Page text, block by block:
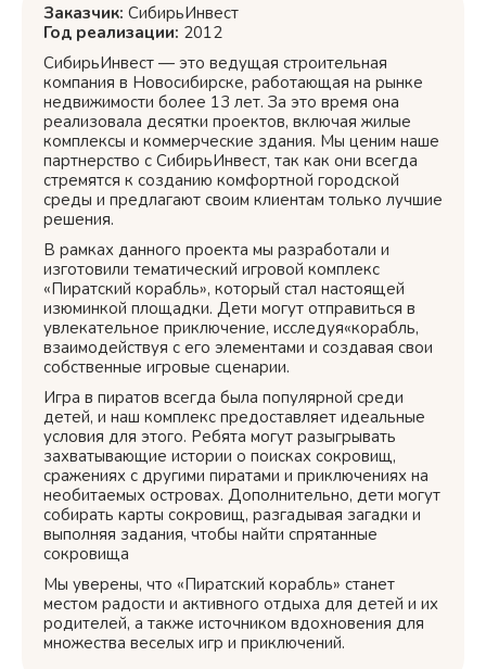
Заказчик: СибирьИнвест
Год реализации: 2012
СибирьИнвест — это ведущая строительная
компания в Новосибирске, работающая на рынке
недвижимости более 13 лет. За это время она
реализовала десятки проектов, включая жилые
комплексы и коммерческие здания. Мы ценим наше
партнерство с СибирьИнвест, так как они всегда
стремятся к созданию комфортной городской
среды и предлагают своим клиентам только лучшие
решения.
В рамках данного проекта мы разработали и
изготовили тематический игровой комплекс
«Пиратский корабль», который стал настоящей
изюминкой площадки. Дети могут отправиться в
увлекательное приключение, исследуя«корабль,
взаимодействуя с его элементами и создавая свои
собственные игровые сценарии.
Игра в пиратов всегда была популярной среди
детей, и наш комплекс предоставляет идеальные
условия для этого. Ребята могут разыгрывать
захватывающие истории о поисках сокровищ,
сражениях с другими пиратами и приключениях на
необитаемых островах. Дополнительно, дети могут
собирать карты сокровищ, разгадывая загадки и
выполняя задания, чтобы найти спрятанные
сокровища
Мы уверены, что «Пиратский корабль» станет
местом радости и активного отдыха для детей и их
родителей, а также источником вдохновения для
множества веселых игр и приключений.